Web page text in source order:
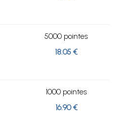
5000 pointes
18.05 €
1000 pointes
16.90 €